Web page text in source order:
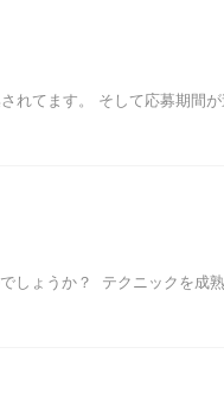
れてます。 そして応募期間が
しょうか？ テクニックを成